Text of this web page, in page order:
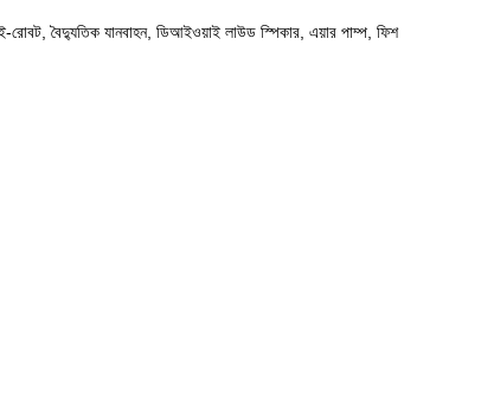
রোবট, বৈদ্যুতিক যানবাহন, ডিআইওয়াই লাউড স্পিকার, এয়ার পাম্প, ফিশ